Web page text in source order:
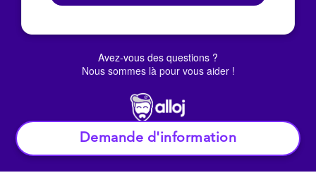
Demande d'information
Avez-vous des questions ?
Nous sommes là pour vous aider !
© Alloj.2022 Tous droits réservés